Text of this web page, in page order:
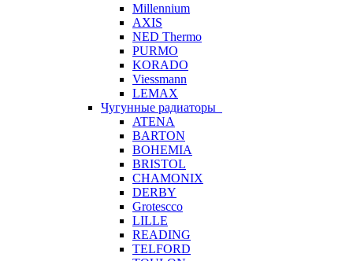
Millennium
AXIS
NED Thermo
PURMO
KORADO
Viessmann
LEMAX
Чугунные радиаторы
ATENA
BARTON
BOHEMIA
BRISTOL
CHAMONIX
DERBY
Grotescco
LILLE
READING
TELFORD